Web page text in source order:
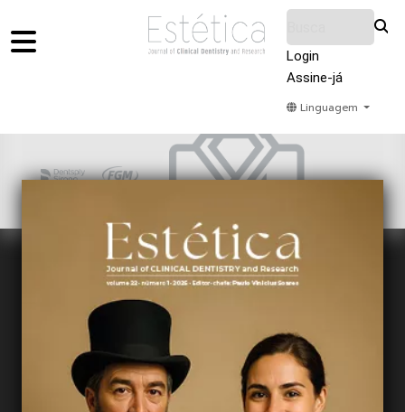
Login
Assine-já
Linguagem
Sobre Nós